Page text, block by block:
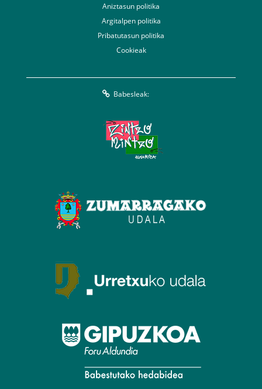
Aniztasun politika
Argitalpen politika
Pribatutasun politika
Cookieak
Babesleak: